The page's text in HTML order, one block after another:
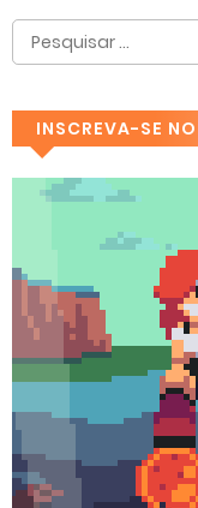
INSCREVA-SE